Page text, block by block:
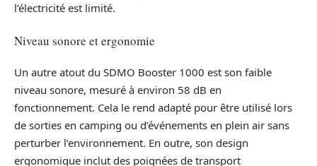
l’électricité est limité.
Niveau sonore et ergonomie
Un autre atout du SDMO Booster 1000 est son faible
niveau sonore, mesuré à environ 58 dB en
fonctionnement. Cela le rend adapté pour être utilisé lors
de sorties en camping ou d’événements en plein air sans
perturber l’environnement. En outre, son design
ergonomique inclut des poignées de transport